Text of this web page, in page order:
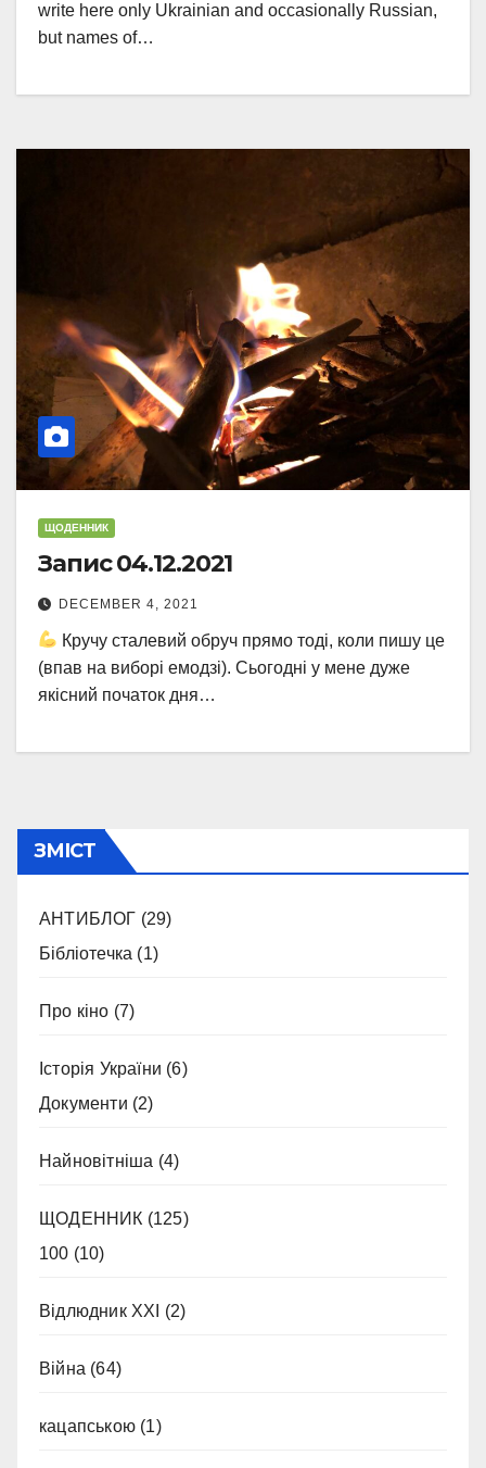
write here only Ukrainian and occasionally Russian,
but names of…
ЩОДЕННИК
Запис 04.12.2021
DECEMBER 4, 2021
Кручу сталевий обруч прямо тоді, коли пишу це
(впав на виборі емодзі). Сьогодні у мене дуже
якісний початок дня…
ЗМІСТ
АНТИБЛОГ (29)
Бібліотечка (1)
Про кіно (7)
Історія України (6)
Документи (2)
Найновітніша (4)
ЩОДЕННИК (125)
100 (10)
Відлюдник XXI (2)
Війна (64)
кацапською (1)